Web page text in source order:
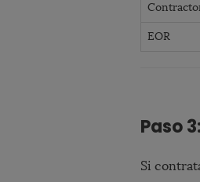
EOR
Paso
Si